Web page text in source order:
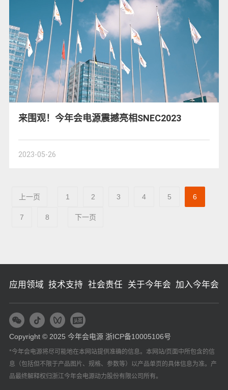
来围观！今年会电源震撼亮相SNEC2023
2023-05-26
上一页 1 2 3 4 5 6
7 8 下一页
应用领域 技术支持 社会责任 关于今年会 加入今年会
Copyright © 2025 今年会电源 浙ICP备10005106号
*今年会电源将尽可能地在本网站提供准确的信息。本网站/页面中所包含的信
息（包括但不限于产品图片、规格、参数等）以产品单页的具体信息为准。产
品最终解释权归浙江今年会电源动力股份有限公司所有。